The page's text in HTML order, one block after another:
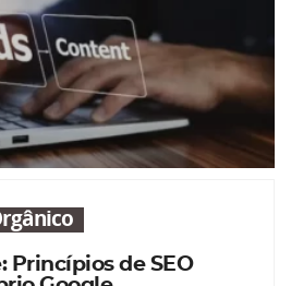
Princípios de SEO